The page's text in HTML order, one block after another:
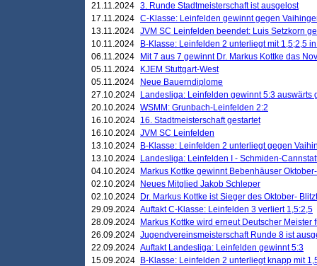
21.11.2024 3. Runde Stadtmeisterschaft ist ausgelost
17.11.2024 C-Klasse: Leinfelden gewinnt gegen
13.11.2024 JVM SC Leinfelden beendet: Luis Setzkorn
10.11.2024
B-Klasse: Leinfelden 2 unterliegt mit 1,5;2,5
06.11.2024
Mit 7 aus 7 gewinnt Dr. Markus Kottke das
05.11.2024
KJEM Stuttgart-West
05.11.2024
Neue Bauerndiplome
27.10.2024
Landesliga: Leinfelden gewinnt 5:3 auswärts
20.10.2024 WSMM: Grunbach-Leinfelden 2:2
16.10.2024 16. Stadtmeisterschaft gestartet
16.10.2024 JVM SC Leinfelden
13.10.2024
B-Klasse: Leinfelden 2 unterliegt gegen
13.10.2024
Landesliga: Leinfelden I - Schmiden-
04.10.2024
Markus Kottke gewinnt Bebenhäuser
02.10.2024
Neues Mitglied Jakob Schleper
02.10.2024
Dr. Markus Kottke ist Sieger des Oktober-
29.09.2024 Auftakt C-Klasse: Leinfelden 3 verliert 1,5:2,5
28.09.2024
Markus Kottke wird erneut Deutscher Meister
26.09.2024 Jugendvereinsmeisterschaft Runde 8 ist
22.09.2024 Auftakt Landesliga: Leinfelden gewinnt 5:3
15.09.2024
B-Klasse: Leinfelden 2 unterliegt knapp mit